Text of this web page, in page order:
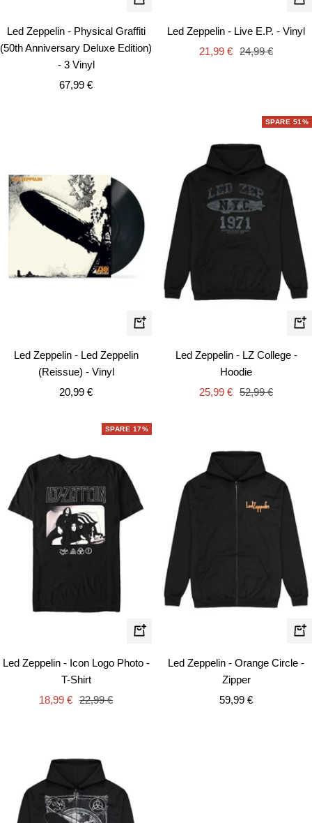
In
den
Warenkorb
Led Zeppelin - Physical Graffiti
(50th Anniversary Deluxe Edition)
- 3 Vinyl
Angebotspreis
67,99 €
In
Led Zeppelin - Live E.P. - Vinyl
Angebotspreis
21,99 € Regulärer
24,99 €
In
Led Zeppelin - Led Zeppelin
(Reissue) - Vinyl
Angebotspreis
20,99 €
SPARE 51%
Led Zeppelin - LZ College -
Hoodie
Angebotspreis
25,99 € Regulärer
52,99 €
SPARE 17%
Schnellansicht
Led Zeppelin - Icon Logo Photo -
T-Shirt
Angebotspreis
18,99 € Regulärer
22,99 €
Led Zeppelin - Orange Circle -
Zipper
Angebotspreis
59,99 €